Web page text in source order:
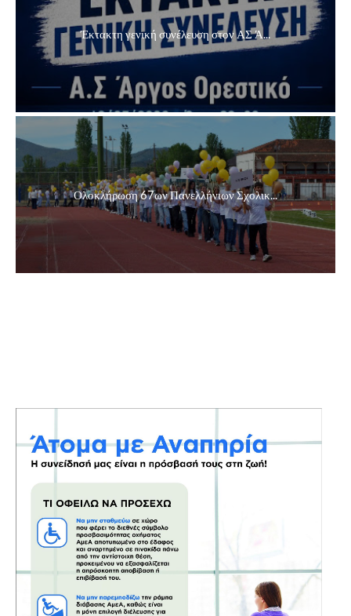
Έκτακτη γενική συνέλευση στον ΑΣ Ά...
Ολοκλήρωση 67ων Πανελλήνιων Σχολικ...